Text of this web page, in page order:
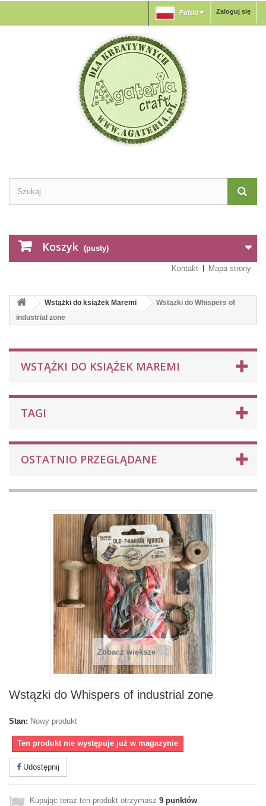
Zaloguj się
Polski
Koszyk (pusty)
Kontakt Mapa strony
Wstążki do książek Maremi
Wstązki do Whispers of
industrial zone
WSTĄŻKI DO KSIĄŻEK MAREMI
TAGI
OSTATNIO PRZEGLĄDANE
Zobacz większe
Wstązki do Whispers of industrial zone
Stan: Nowy produkt
Ten produkt nie występuje już w magazynie
Udostępnij
Kupując teraz ten produkt otrzymasz 9 punktów